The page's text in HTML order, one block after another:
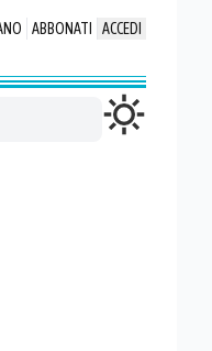
ABBONATI ACCEDI